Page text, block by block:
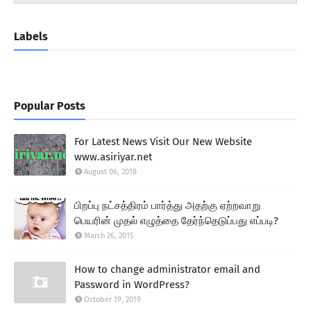
Labels
Popular Posts
For Latest News Visit Our New Website
www.asiriyar.net
August 06, 2018
பிறப்பு நட்சத்திரம் பார்த்து அதற்கு ஏற்றவாறு
பெயரின் முதல் எழுத்தை தேர்ந்தெடுப்பது எப்படி?
March 26, 2015
How to change administrator email and
Password in WordPress?
October 19, 2019